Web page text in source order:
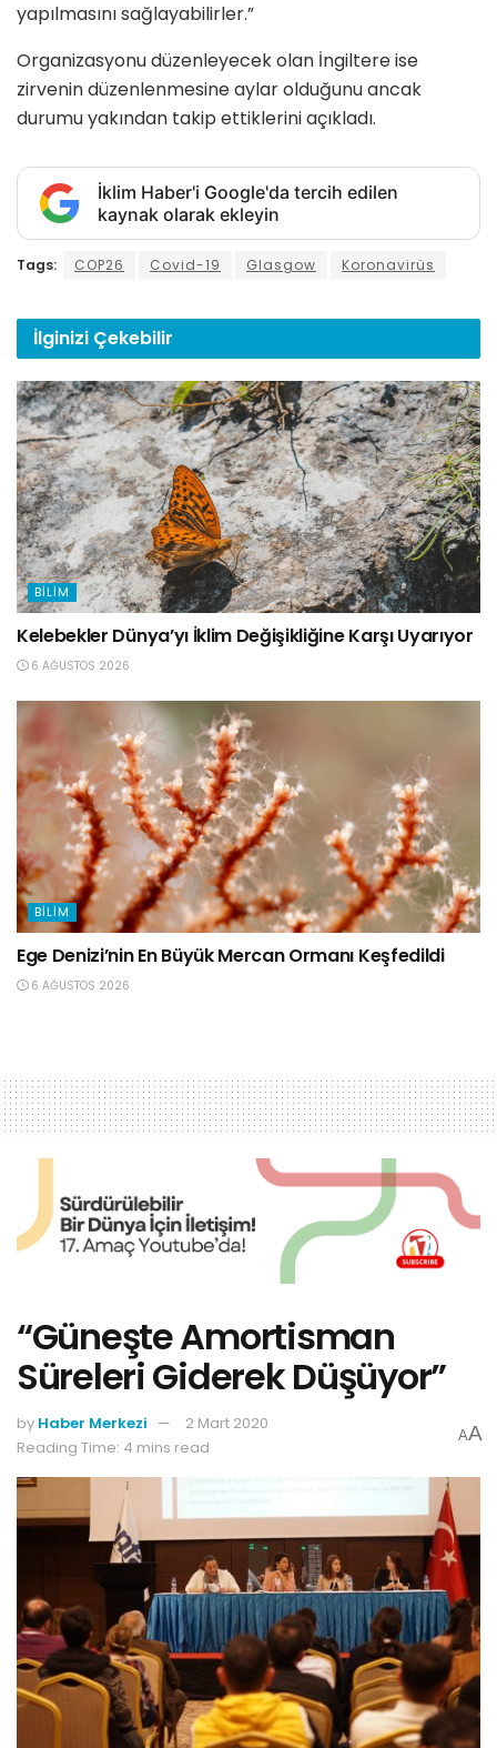
yapılmasını sağlayabilirler.”
Organizasyonu düzenleyecek olan İngiltere ise
zirvenin düzenlenmesine aylar olduğunu ancak
durumu yakından takip ettiklerini açıkladı.
İklim Haber'i Google'da tercih edilen
kaynak olarak ekleyin
Tags: COP26 Covid-19 Glasgow Koronavirüs
İlginizi Çekebilir
BILIM
Kelebekler Dünya’yı İklim Değişikliğine Karşı Uyarıyor
6 AĞUSTOS 2026
BILIM
Ege Denizi’nin En Büyük Mercan Ormanı Keşfedildi
6 AĞUSTOS 2026
“Güneşte Amortisman
Süreleri Giderek Düşüyor”
by Haber Merkezi
2 Mart 2020
Reading Time: 4 mins read
AA